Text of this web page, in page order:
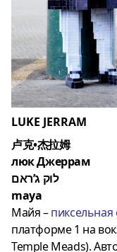
LUKE JERRAM
卢克•杰拉姆
люк Джеррам
לוק ג’ראם
maya
Майя –пиксельная
платформе 1 на
Temple Meads).